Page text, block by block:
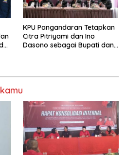
KPU Pangandaran Tetapkan
Citra Pitriyami dan Ino
Dasono sebagai Bupati dan